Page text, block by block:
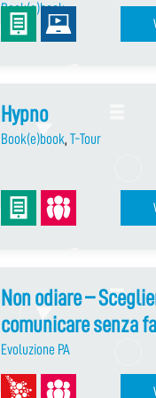
Book(e)book
Hypno
Book(e)book,T-Tour
Non odiare –
comunicare senza
Evoluzione PA